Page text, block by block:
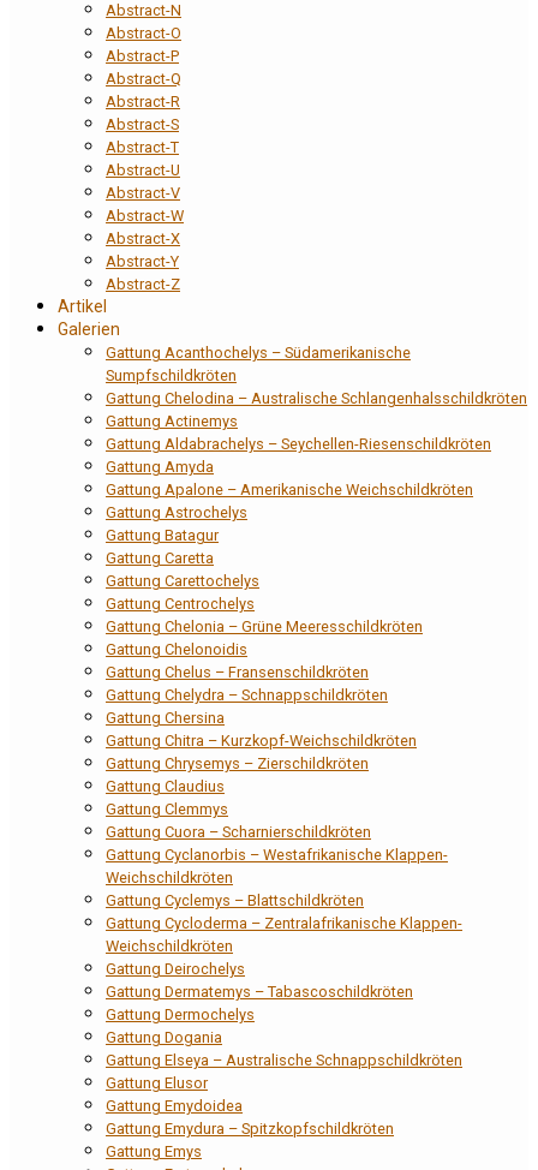
Abstract-N
Abstract-O
Abstract-P
Abstract-Q
Abstract-R
Abstract-S
Abstract-T
Abstract-U
Abstract-V
Abstract-W
Abstract-X
Abstract-Y
Abstract-Z
Artikel
Galerien
Gattung Acanthochelys – Südamerikanische
Sumpfschildkröten
Gattung Chelodina – Australische Schlangenhalsschildkröten
Gattung Actinemys
Gattung Aldabrachelys – Seychellen-Riesenschildkröten
Gattung Amyda
Gattung Apalone – Amerikanische Weichschildkröten
Gattung Astrochelys
Gattung Batagur
Gattung Caretta
Gattung Carettochelys
Gattung Centrochelys
Gattung Chelonia – Grüne Meeresschildkröten
Gattung Chelonoidis
Gattung Chelus – Fransenschildkröten
Gattung Chelydra – Schnappschildkröten
Gattung Chersina
Gattung Chitra – Kurzkopf-Weichschildkröten
Gattung Chrysemys – Zierschildkröten
Gattung Claudius
Gattung Clemmys
Gattung Cuora – Scharnierschildkröten
Gattung Cyclanorbis – Westafrikanische Klappen-
Weichschildkröten
Gattung Cyclemys – Blattschildkröten
Gattung Cycloderma – Zentralafrikanische Klappen-
Weichschildkröten
Gattung Deirochelys
Gattung Dermatemys – Tabascoschildkröten
Gattung Dermochelys
Gattung Dogania
Gattung Elseya – Australische Schnappschildkröten
Gattung Elusor
Gattung Emydoidea
Gattung Emydura – Spitzkopfschildkröten
Gattung Emys